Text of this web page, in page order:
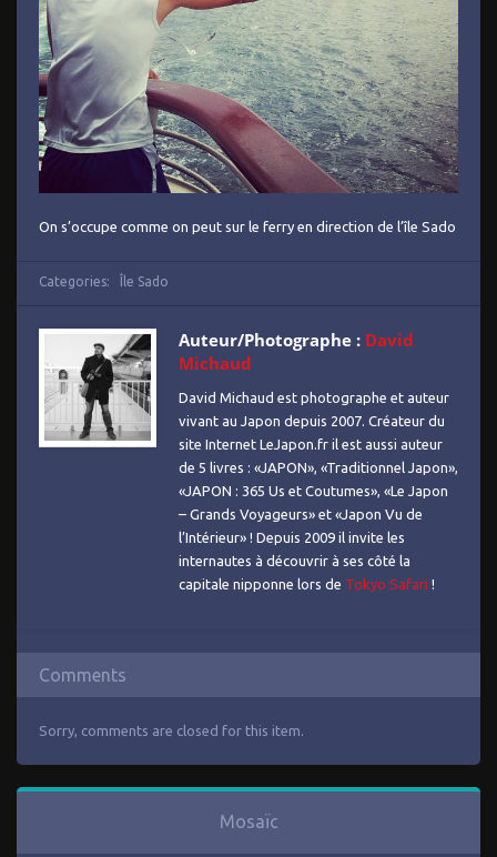
On s’occupe comme on peut sur le ferry en direction de l’île Sado
Categories: Île Sado
Auteur/Photographe : David
Michaud
David Michaud est photographe et auteur
vivant au Japon depuis 2007. Créateur du
site Internet LeJapon.fr il est aussi auteur
de 5 livres : «JAPON», «Traditionnel Japon»,
«JAPON : 365 Us et Coutumes», «Le Japon
– Grands Voyageurs» et «Japon Vu de
l’Intérieur» ! Depuis 2009 il invite les
internautes à découvrir à ses côté la
capitale nipponne lors de Tokyo Safari !
Comments
Sorry, comments are closed for this item.
Mosaïc